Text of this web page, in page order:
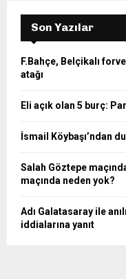
Son Yazılar
F.Bahçe, Belçikalı
atağı
Eli açık olan 5 burç:
İsmail Köybaşı’ndan
Salah Göztepe
maçında neden yok?
Adı Galatasaray ile
iddialarına yanıt